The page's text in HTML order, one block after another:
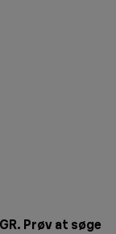
Prøv at søge